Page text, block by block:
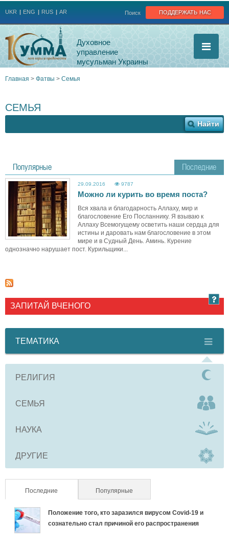
поддержать нас
Поиск
UKR ENG RUS AR
Духовное
управление
мусульман Украины
здесь
Главная > Фатвы > Семья
СЕМЬЯ
Популярные Последние
29.09.2016 9787
Можно ли курить во время поста?
Вся хвала и благодарность Аллаху, мир и
благословение Его Посланнику. Я взываю к
Аллаху Всемогущему осветить наши сердца для
истины и даровать нам благословение в этом
мире и в Судный День. Аминь. Курение
однозначно нарушает пост. Курильщики...
ЗАПИТАЙ ВЧЕНОГО
ТЕМАТИКА
РЕЛИГИЯ
СЕМЬЯ
НАУКА
ДРУГИЕ
Последние (активная вкладка)Популярные
Положение того, кто заразился вирусом Covid-19 и
сознательно стал причиной его распространения